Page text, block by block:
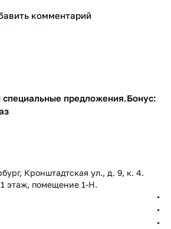
комментарий
специальные предложения.Бонус:
Кронштадтская ул., д. 9, к. 4.
этаж, помещение 1-Н.